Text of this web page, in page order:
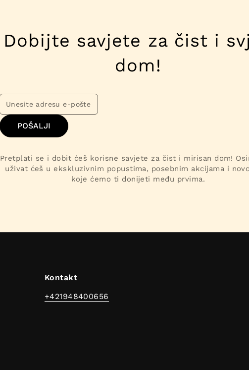
Dobijte savjete za čist i
dom!
POŠALJI
Pretplati se i dobit ćeš korisne savjete za čist i mirisan dom!
uživat ćeš u ekskluzivnim popustima, posebnim akcijama i
koje ćemo ti donijeti među prvima.
Kontakt
+421948400656